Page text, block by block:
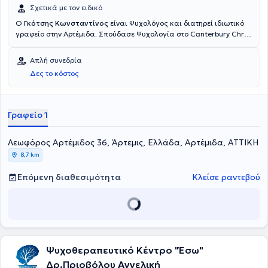
Σχετικά με τον ειδικό
Ο Γκότσης Κωνσταντίνος είναι Ψυχολόγος και διατηρεί ιδιωτικό
γραφείο στην Αρτέμιδα. Σπούδασε Ψυχολογία στο Canterbury Christ
Συμβουλευτική και Ψυχοθεραπευτική Προσέγγιση στην Ελληνική
Εταιρεία Αντλεριανής Ψυχολογίας (Ε.Ε.Α.Ψ.). Τέλος, παρακολουθεί
διάφορα εκπαιδευτικά συνέδρια που αφορούν το πένθος, το άγχος,
τον θυμό και τις κρίσεις πανικού.
Απλή συνεδρία
Δες το κόστος
Γραφείο 1
Λεωφόρος Αρτέμιδος 36, Άρτεμις, Ελλάδα, Αρτέμιδα, ΑΤΤΙΚΗ
8,7 km
Επόμενη διαθεσιμότητα Κλείσε ραντεβού
Ψυχοθεραπευτικό Κέντρο "Έσω"
Δρ.Πριοβόλου Αγγελική